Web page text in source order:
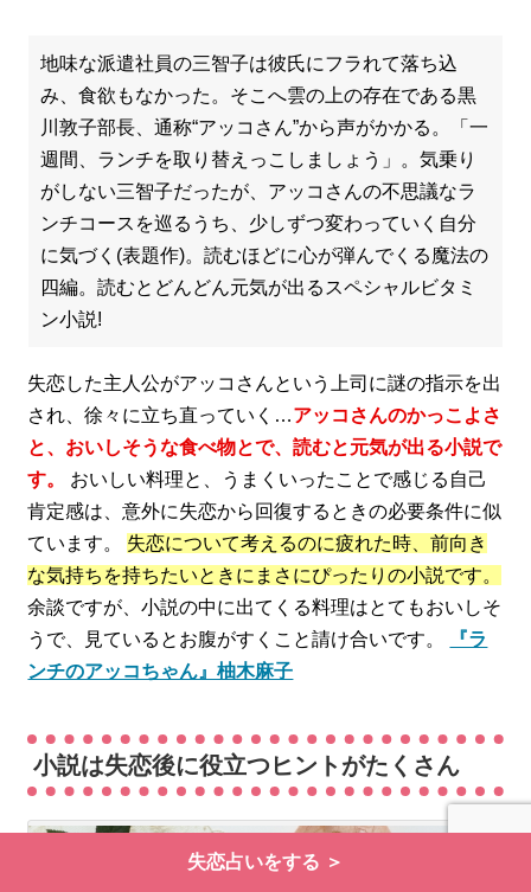
地味な派遣社員の三智子は彼氏にフラれて落ち込
み、食欲もなかった。そこへ雲の上の存在である黒
川敦子部長、通称“アッコさん”から声がかかる。「一
週間、ランチを取り替えっこしましょう」。気乗り
がしない三智子だったが、アッコさんの不思議なラ
ンチコースを巡るうち、少しずつ変わっていく自分
に気づく(表題作)。読むほどに心が弾んでくる魔法の
四編。読むとどんどん元気が出るスペシャルビタミ
ン小説!
失恋した主人公がアッコさんという上司に謎の指示を出
され、徐々に立ち直っていく…アッコさんのかっこよさ
と、おいしそうな食べ物とで、読むと元気が出る小説で
す。
おいしい料理と、うまくいったことで感じる自己
肯定感は、意外に失恋から回復するときの必要条件に似
ています。 失恋について考えるのに疲れた時、前向き
な気持ちを持ちたいときにまさにぴったりの小説です。
余談ですが、小説の中に出てくる料理はとてもおいしそ
うで、見ているとお腹がすくこと請け合いです。
『ラ
ンチのアッコちゃん』柚木麻子
小説は失恋後に役立つヒントがたくさん
失恋占いをする ＞